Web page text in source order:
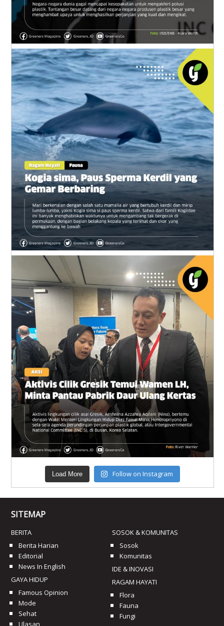
Load More Follow on Instagram
SITEMAP
BERITA
Berita Harian
Editorial
News In English
GAYA HIDUP
Famous Opinion
Mode
Sehat
Ulasan
SOSOK & KOMUNITAS
Sosok
Komunitas
IDE & INOVASI
RAGAM HAYATI
Flora
Fauna
Fungi